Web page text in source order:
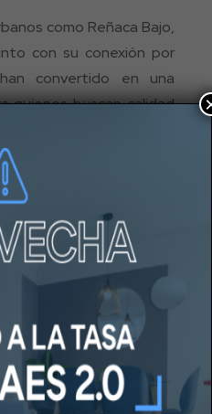
como Reñaca Bajo,
con su conexión por
convertido en una
quienes buscan calidad
Alto ha crecido de
atractivo tanto para vivir
se inserta en este
eficientes,
comunes pensadas para
privilegiada. Una gran
buscan su primera